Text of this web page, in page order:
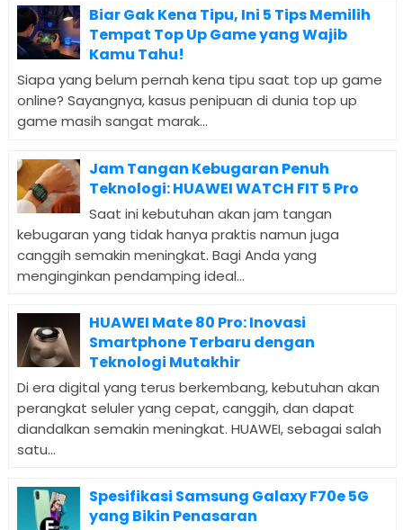
Biar Gak Kena Tipu, Ini 5 Tips Memilih
Tempat Top Up Game yang Wajib
Kamu Tahu!
Siapa yang belum pernah kena tipu saat top up game
online? Sayangnya, kasus penipuan di dunia top up
game masih sangat marak...
Jam Tangan Kebugaran Penuh
Teknologi: HUAWEI WATCH FIT 5 Pro
Saat ini kebutuhan akan jam tangan
kebugaran yang tidak hanya praktis namun juga
canggih semakin meningkat. Bagi Anda yang
menginginkan pendamping ideal...
HUAWEI Mate 80 Pro: Inovasi
Smartphone Terbaru dengan
Teknologi Mutakhir
Di era digital yang terus berkembang, kebutuhan akan
perangkat seluler yang cepat, canggih, dan dapat
diandalkan semakin meningkat. HUAWEI, sebagai salah
satu...
Spesifikasi Samsung Galaxy F70e 5G
yang Bikin Penasaran